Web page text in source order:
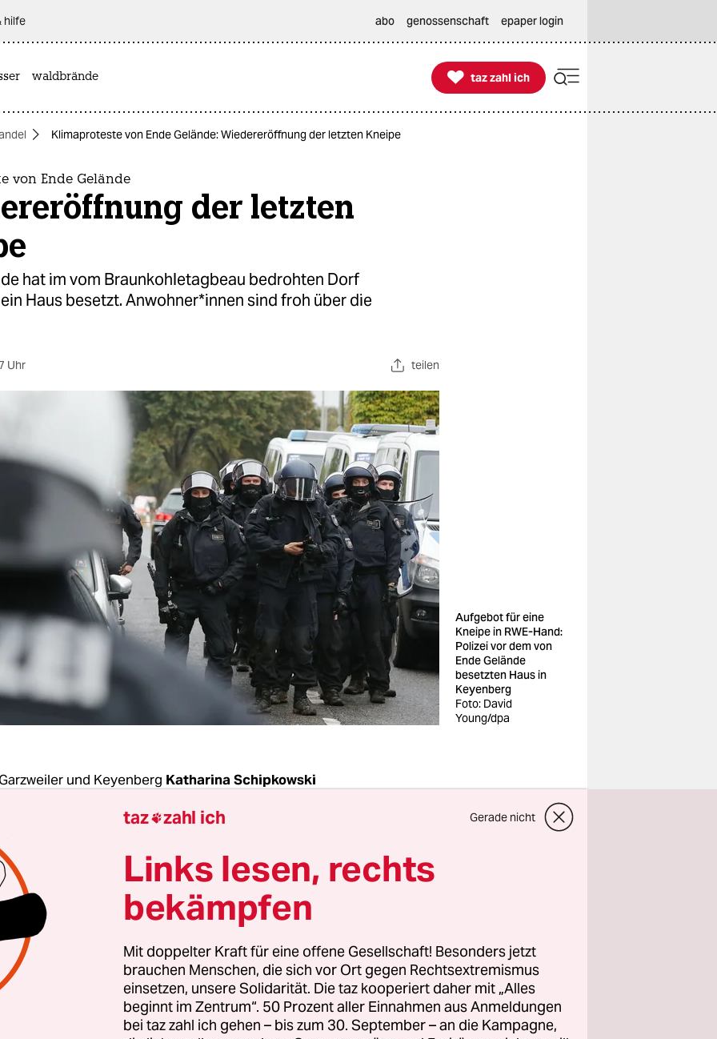
hilfe abo genossenschaft epaper login
waldbrände 
taz zahl ich
taz zahl ich
Klimaproteste von Ende Gelände: Wiedereröffnung der letzten Kneipe
von Ende Gelände
der letzten
hat im vom Braunkohletagbeau bedrohten Dorf
Haus besetzt. Anwohner*innen sind froh über die
Uhr teilen
Aufgebot für eine
Kneipe in RWE-Hand:
Polizei vor dem von
Ende Gelände
besetzten Haus in
Keyenberg
Foto: David
Young/dpa
und Keyenberg Katharina Schipkowski
existieren
einen Bäcker und einen Blumenladen. Das war's.
es noch einen Friedhof, der sinnbildlich für das
das diesem Dorf blüht.
möchte Yvonne Kremers nicht sprechen, wenn es
. Aber Strom von dem Energiekonzern beziehe hier
Unternehmen, das im Rheinland zahlreiche Kraftwerke
Kohlegruben betreibt, darunter mit Garzweiler das
taz zahl ich Gerade nicht
Links lesen, rechts
bekämpfen
Mit doppelter Kraft für eine offene Gesellschaft! Besonders jetzt
brauchen Menschen, die sich vor Ort gegen Rechtsextremismus
einsetzen, unsere Solidarität. Die taz kooperiert daher mit „Alles
beginnt im Zentrum“. 50 Prozent aller Einnahmen aus Anmeldungen
bei taz zahl ich gehen – bis zum 30. September – an die Kampagne,